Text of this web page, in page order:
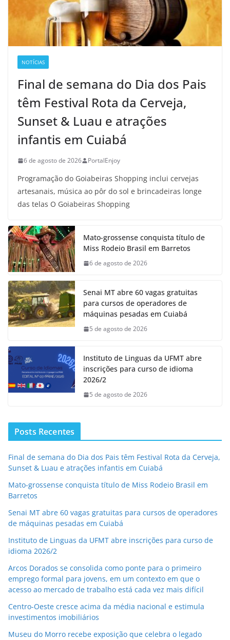
NOTÍCIAS
Final de semana do Dia dos Pais
têm Festival Rota da Cerveja,
Sunset & Luau e atrações
infantis em Cuiabá
6 de agosto de 2026 PortalEnjoy
Programação do Goiabeiras Shopping inclui cervejas
artesanais, música ao pôr do sol e brincadeiras longe
das telas O Goiabeiras Shopping
Mato-grossense conquista título de
Miss Rodeio Brasil em Barretos
6 de agosto de 2026
Senai MT abre 60 vagas gratuitas
para cursos de operadores de
máquinas pesadas em Cuiabá
5 de agosto de 2026
Instituto de Linguas da UFMT abre
inscrições para curso de idioma
2026/2
5 de agosto de 2026
Posts Recentes
Final de semana do Dia dos Pais têm Festival Rota da Cerveja,
Sunset & Luau e atrações infantis em Cuiabá
Mato-grossense conquista título de Miss Rodeio Brasil em
Barretos
Senai MT abre 60 vagas gratuitas para cursos de operadores
de máquinas pesadas em Cuiabá
Instituto de Linguas da UFMT abre inscrições para curso de
idioma 2026/2
Arcos Dorados se consolida como ponte para o primeiro
emprego formal para jovens, em um contexto em que o
acesso ao mercado de trabalho está cada vez mais difícil
Centro-Oeste cresce acima da média nacional e estimula
investimentos imobiliários
Museu do Morro recebe exposição que celebra o legado